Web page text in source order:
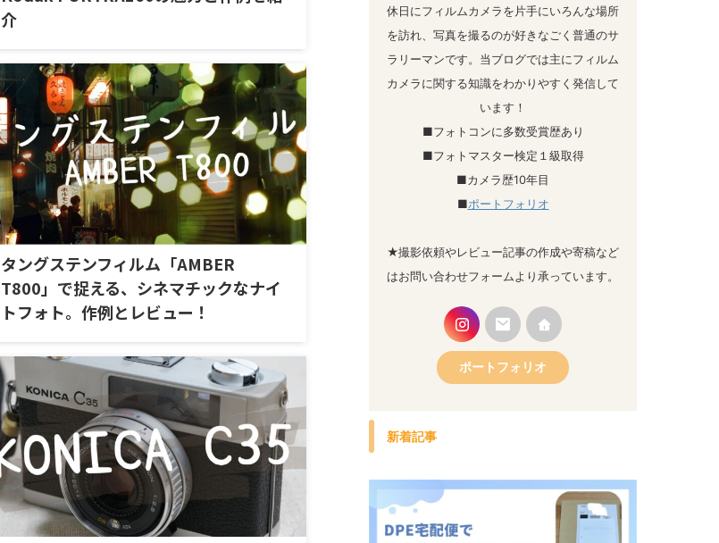
介
タングステンフィルム「AMBER
T800」で捉える、シネマチックなナイ
トフォト。作例とレビュー！
休日にフィルムカメラを片手にいろんな場所
を訪れ、写真を撮るのが好きなごく普通のサ
ラリーマンです。当ブログでは主にフィルム
カメラに関する知識をわかりやすく発信して
います！
■フォトコンに多数受賞歴あり
■フォトマスター検定１級取得
■カメラ歴10年目
■ポートフォリオ
★撮影依頼やレビュー記事の作成や寄稿など
はお問い合わせフォームより承っています。
ポートフォリオ
新着記事